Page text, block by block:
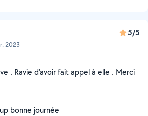
2023
5/5
. Ravie d’avoir fait appel à elle . Merci
bonne journée